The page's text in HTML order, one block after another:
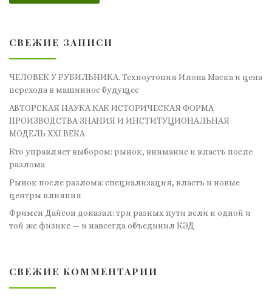
СВЕЖИЕ ЗАПИСИ
ЧЕЛОВЕК У РУБИЛЬНИКА. Техноутопия Илона Маска и цена
перехода в машинное будущее
АВТОРСКАЯ НАУКА КАК ИСТОРИЧЕСКАЯ ФОРМА
ПРОИЗВОДСТВА ЗНАНИЯ И ИНСТИТУЦИОНАЛЬНАЯ
МОДЕЛЬ XXI ВЕКА
Кто управляет выбором: рынок, внимание и власть после
разлома
Рынок после разлома: специализация, власть и новые
центры влияния
Фримен Дайсон доказал: три разных пути вели к одной и
той же физике — и навсегда объединил КЭД
СВЕЖИЕ КОММЕНТАРИИ